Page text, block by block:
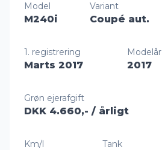
Model
M240i
Variant
Coupé aut.
1. registrering
Marts 2017
Modelår
2017
Grøn ejerafgift
DKK 4.660,- / årligt
Km/l Tank